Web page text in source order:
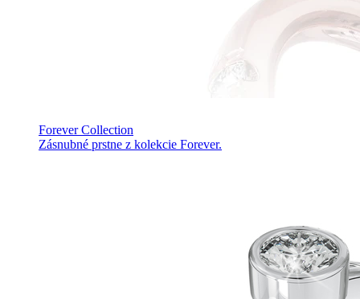
Forever Collection
Zásnubné prstne z kolekcie Forever.